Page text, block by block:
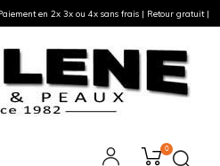
0
en 2x 3x ou 4x sans frais | Retour gratuit |